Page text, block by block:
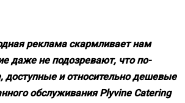
реклама скармливает нам
даже не подозревают, что по-
и относительно дешевые
обслуживания Plyvine Catering